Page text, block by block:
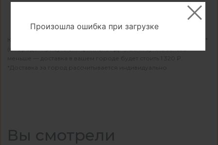
КДМ осуществляет бесплатную доставку при заказе от 15 000 ₽*
меньше — доставка в вашем городе будет стоить 1 320 ₽.
*Доставка за город рассчитывается индивидуально
Вы смотрели
Произошла ошибка при загрузке